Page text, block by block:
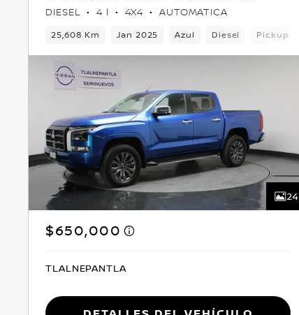
DIESEL
4 l 4X4 AUTOMATICA
25,608 Km Jan 2025 Azul Diesel Pickup
24
$650,000
TLALNEPANTLA